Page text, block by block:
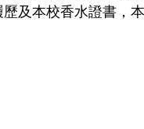
及本校香水證書，